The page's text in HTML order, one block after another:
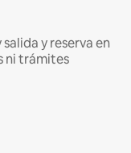
y reserva en
ni trámites